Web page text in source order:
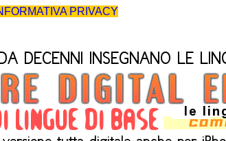
PRIVACY